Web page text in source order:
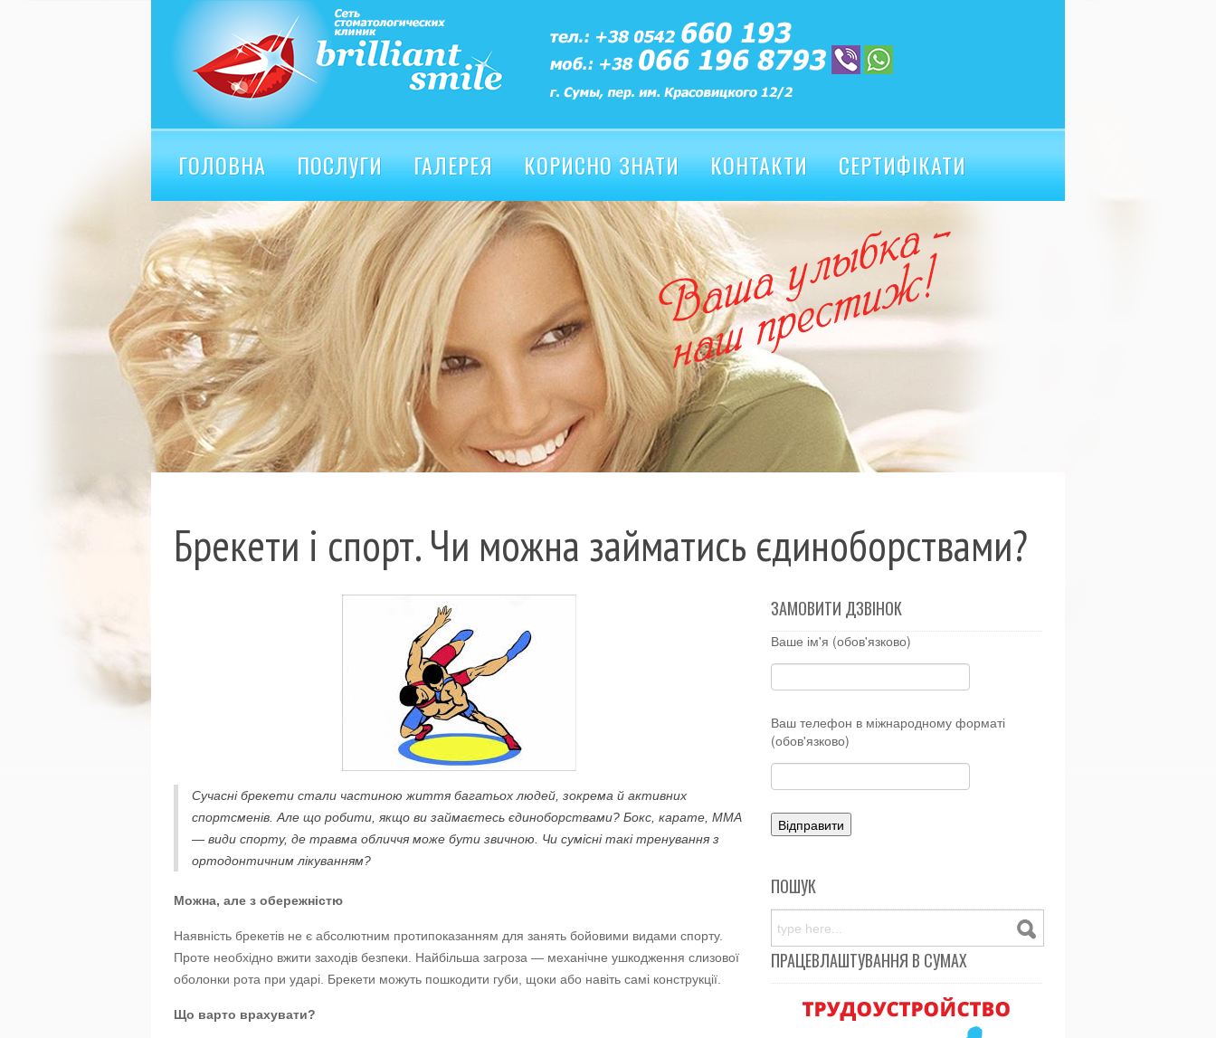
ГОЛОВНА ПОСЛУГИ ГАЛЕРЕЯ КОРИСНО ЗНАТИ КОНТАКТИ
СЕРТИФІКАТИ
ВІДГУКИ
Брекети і спорт. Чи можна займатись єдиноборствами?
Сучасні брекети стали частиною життя багатьох людей, зокрема й активних
спортсменів. Але що робити, якщо ви займаєтесь єдиноборствами? Бокс, карате, ММА
— види спорту, де травма обличчя може бути звичною. Чи сумісні такі тренування з
ортодонтичним лікуванням?
Можна, але з обережністю
Наявність брекетів не є абсолютним протипоказанням для занять бойовими видами спорту.
Проте необхідно вжити заходів безпеки. Найбільша загроза — механічне ушкодження слизової
оболонки рота при ударі. Брекети можуть пошкодити губи, щоки або навіть самі конструкції.
Що варто врахувати?
ЗАМОВИТИ ДЗВІНОК
Ваше ім'я (обов'язково)
Ваш телефон в міжнародному форматі
(обов'язково)
ПОШУК
ПРАЦЕВЛАШТУВАННЯ В СУМАХ